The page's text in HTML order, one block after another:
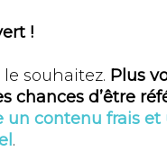
!
souhaitez. Plus
d’être
un contenu frais et
.